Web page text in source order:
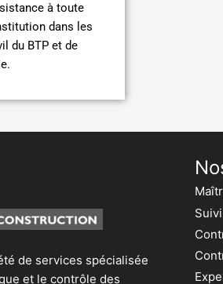
à toute
dans les
du BTP et de
de services spécialisée
et le contrôle des